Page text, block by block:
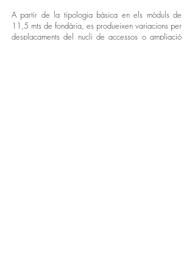
A partir de la tipologia bàsica en els mòduls de
11,5 mts de fondària, es produeixen variacions per
desplaçaments del nucli de accessos o ampliació